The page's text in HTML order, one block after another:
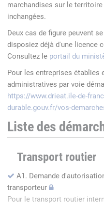
marchandises sur le
inchangées.
Deux cas de figure peuvent
disposiez déjà d'une licence
Consultez le portail du
Pour les entreprises établies
administratives par voie
https://www.drieat.ile-de-
durable.gouv.fr/vos-
Liste des
Transport routier
A1. Demande
transporteur
Pour le transport routier